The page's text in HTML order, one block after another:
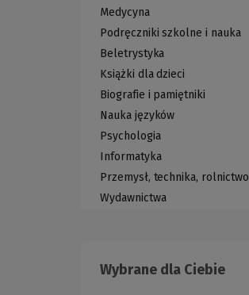
Medycyna
Podręczniki szkolne i nauka
Beletrystyka
Książki dla dzieci
Biografie i pamiętniki
Nauka języków
Psychologia
Informatyka
Przemysł, technika, rolnictwo
Wydawnictwa
Wybrane dla Ciebie